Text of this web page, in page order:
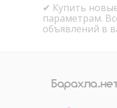
✔ Купить
параметрам.
объявлений в